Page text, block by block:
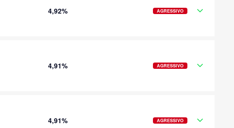
4,92% AGRESSIVO
4,91% AGRESSIVO
4,91% AGRESSIVO